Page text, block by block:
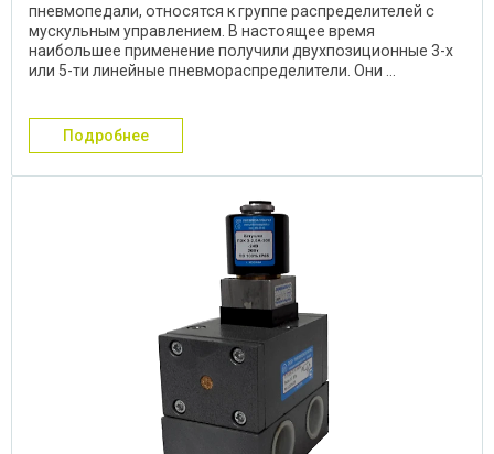
пневмопедали, относятся к группе распределителей с
мускульным управлением. В настоящее время
наибольшее применение получили двухпозиционные 3-х
или 5-ти линейные пневмораспределители. Они ...
подробнее